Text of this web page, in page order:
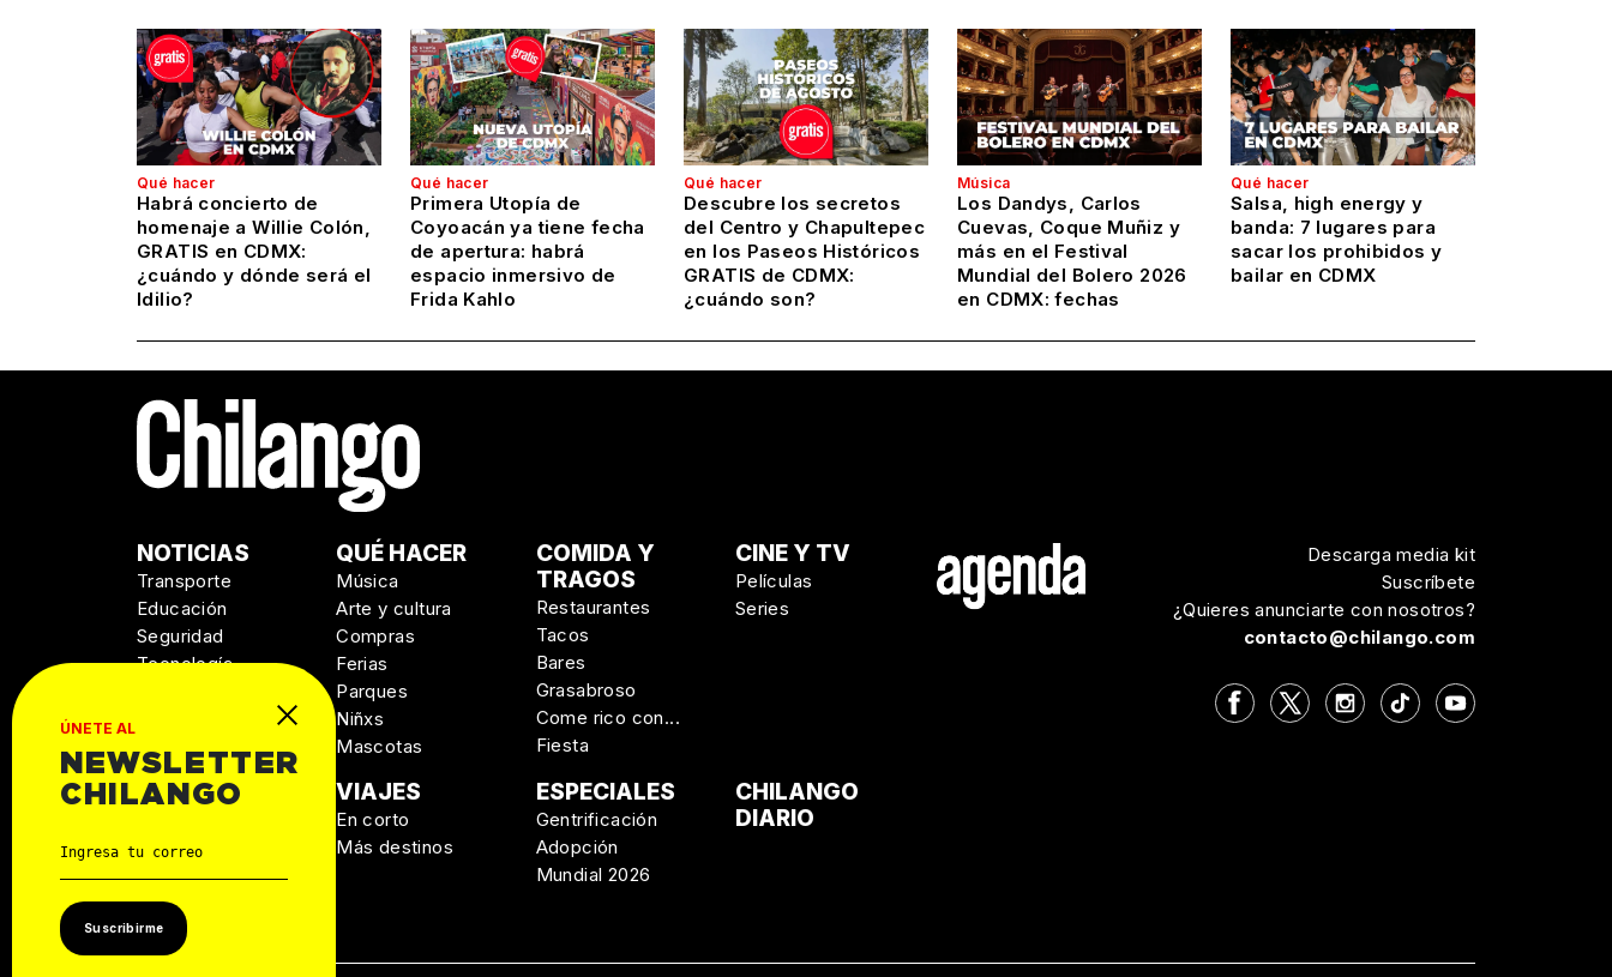
ÚNETE AL
NEWSLETTER
CHILANGO
Suscribirme
Qué hacer
Habrá concierto de
homenaje a Willie Colón,
GRATIS en CDMX:
¿cuándo y dónde será el
Idilio?
Qué hacer
Primera Utopía de
Coyoacán ya tiene fecha
de apertura: habrá
espacio inmersivo de
Frida Kahlo
Qué hacer
Descubre los secretos
del Centro y Chapultepec
en los Paseos Históricos
GRATIS de CDMX:
¿cuándo son?
Música
Los Dandys, Carlos
Cuevas, Coque Muñiz y
más en el Festival
Mundial del Bolero 2026
en CDMX: fechas
Qué hacer
Salsa, high energy y
banda: 7 lugares para
sacar los prohibidos y
bailar en CDMX
NOTICIAS
Transporte
Educación
Seguridad
Tecnología
QUÉ HACER
Música
Arte y cultura
Compras
Ferias
Parques
Niñxs
Mascotas
COMIDA Y
TRAGOS
Restaurantes
Tacos
Bares
Grasabroso
Come rico con...
Fiesta
CINE Y TV
Películas
Series
MANUAL DE
Personal
Casa
VIAJES
En corto
Más destinos
ESPECIALES
Gentrificación
Adopción
Mundial 2026
CHILANGO
DIARIO
Descarga media kit
Suscríbete
¿Quieres anunciarte con nosotros?
contacto@chilango.com